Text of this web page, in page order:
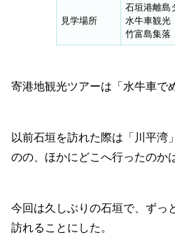
見学場所
石垣港離島
水牛車観光
竹富島集落
寄港地観光ツアーは「水牛車で
以前石垣を訪れた際は「川平湾
のの、ほかにどこへ行ったのか
今回は久しぶりの石垣で、ずっ
訪れることにした。